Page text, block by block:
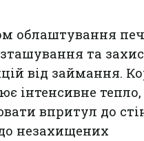
облаштування
та
від займання.
інтенсивне
впритул до
незахищених